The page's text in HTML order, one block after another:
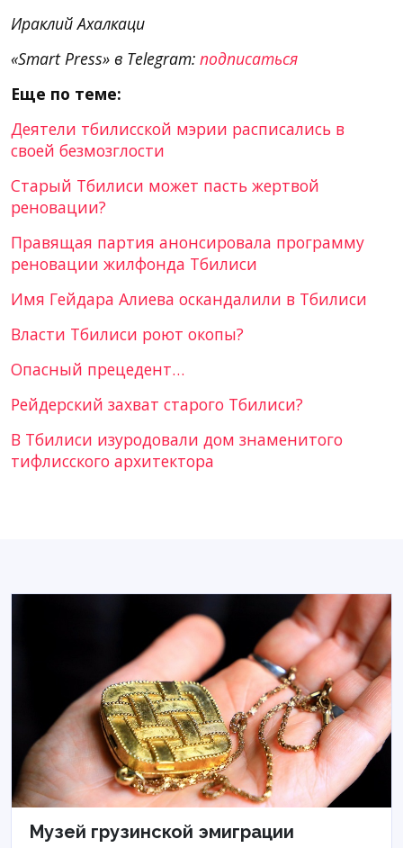
Ираклий Ахалкаци
«Smart Press» в Telegram: подписаться
Еще по теме:
Деятели тбилисской мэрии расписались в
своей безмозглости
Старый Тбилиси может пасть жертвой
реновации?
Правящая партия анонсировала программу
реновации жилфонда Тбилиси
Имя Гейдара Алиева оскандалили в Тбилиси
Власти Тбилиси роют окопы?
Опасный прецедент…
Рейдерский захват старого Тбилиси?
В Тбилиси изуродовали дом знаменитого
тифлисского архитектора
Музей грузинской эмиграции